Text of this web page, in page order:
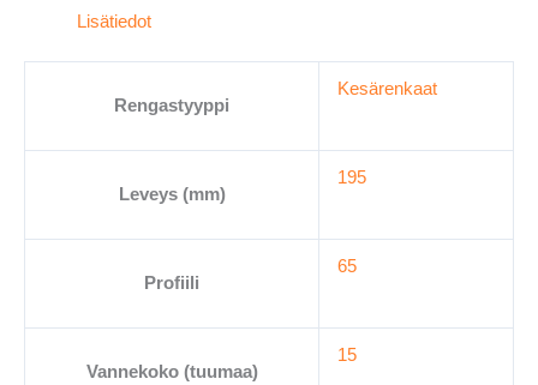
195/65-
Lisätiedot
Rengastyyppi
Kesärenkaat
Leveys (mm)
195
Profiili
65
Vannekoko (tuumaa)
15